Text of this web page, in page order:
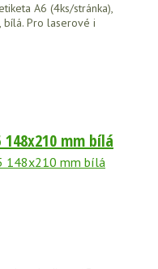
A6 (4ks/stránka),
Pro laserové i
148x210 mm bílá